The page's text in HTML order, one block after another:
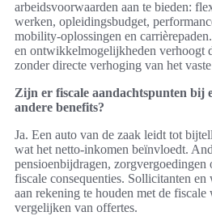
arbeidsvoorwaarden aan te bieden:
werken, opleidingsbudget,
mobility-oplossingen en
en ontwikkelmogelijkheden verhoogt
zonder directe verhoging van het
Zijn er fiscale aandachtspunten bij
andere benefits?
Ja. Een auto van de zaak leidt tot
wat het netto-inkomen beïnvloedt.
pensioenbijdragen, zorgvergoedingen
fiscale consequenties. Sollicitanten en
aan rekening te houden met de
vergelijken van offertes.